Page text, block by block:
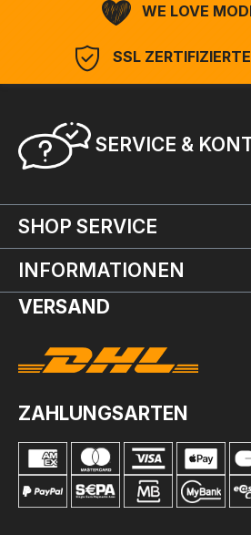
WE LOVE
SSL
SERVICE &
SHOP SERVICE
INFORMATIONEN
VERSAND
ZAHLUNGSARTEN